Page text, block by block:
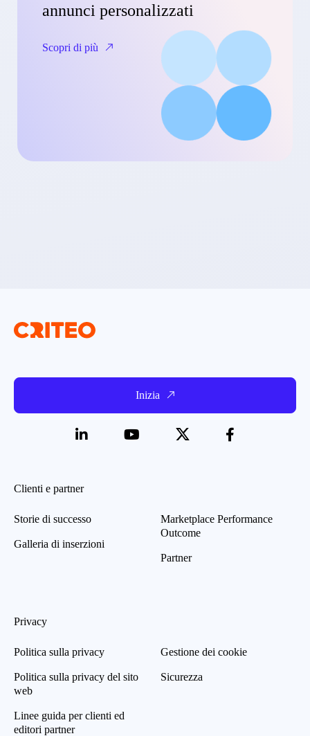
annunci personalizzati
Scopri di più
Inizia
Clienti e partner
Storie di successo
Galleria di inserzioni
Marketplace Performance
Outcome
Partner
Privacy
Politica sulla privacy
Politica sulla privacy del sito
web
Linee guida per clienti ed
editori partner
Gestione dei cookie
Sicurezza